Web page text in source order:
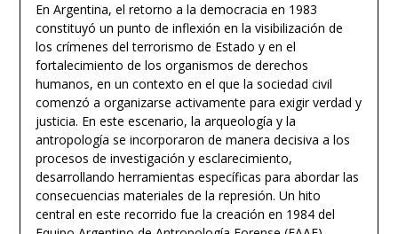
En Argentina, el retorno a la democracia en 1983
constituyó un punto de inflexión en la visibilización de
los crímenes del terrorismo de Estado y en el
fortalecimiento de los organismos de derechos
humanos, en un contexto en el que la sociedad civil
comenzó a organizarse activamente para exigir verdad y
justicia. En este escenario, la arqueología y la
antropología se incorporaron de manera decisiva a los
procesos de investigación y esclarecimiento,
desarrollando herramientas específicas para abordar las
consecuencias materiales de la represión. Un hito
central en este recorrido fue la creación en 1984 del